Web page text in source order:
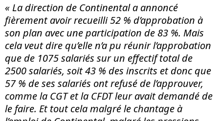
« La direction de Continental a annoncé
fièrement avoir recueilli 52 % d’approbation à
son plan avec une participation de 83 %. Mais
cela veut dire qu’elle n’a pu réunir l’approbation
que de 1075 salariés sur un effectif total de
2500 salariés, soit 43 % des inscrits et donc que
57 % de ses salariés ont refusé de l’approuver,
comme la CGT et la CFDT leur avait demandé de
le faire. Et tout cela malgré le chantage à